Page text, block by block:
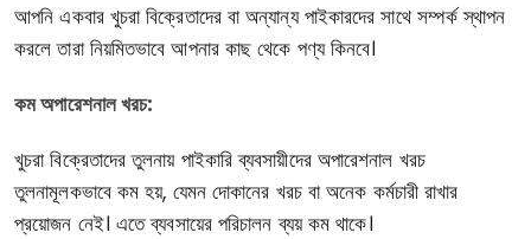
আপনি একবার খুচরা বিক্রেতাদের বা অন্যান্য পাইকারদের সাথে সম্পর্ক স্থাপন
করলে তারা নিয়মিতভাবে আপনার কাছ থেকে পণ্য কিনবে।
কম অপারেশনাল খরচ:
খুচরা বিক্রেতাদের তুলনায় পাইকারি ব্যবসায়ীদের অপারেশনাল খরচ
তুলনামূলকভাবে কম হয়, যেমন দোকানের খরচ বা অনেক কর্মচারী রাখার
প্রয়োজন নেই। এতে ব্যবসায়ের পরিচালন ব্যয় কম থাকে।